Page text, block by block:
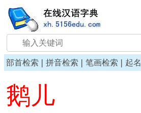
部首检索 | 拼音检索 | 笔画检索 | 起名
鹅儿